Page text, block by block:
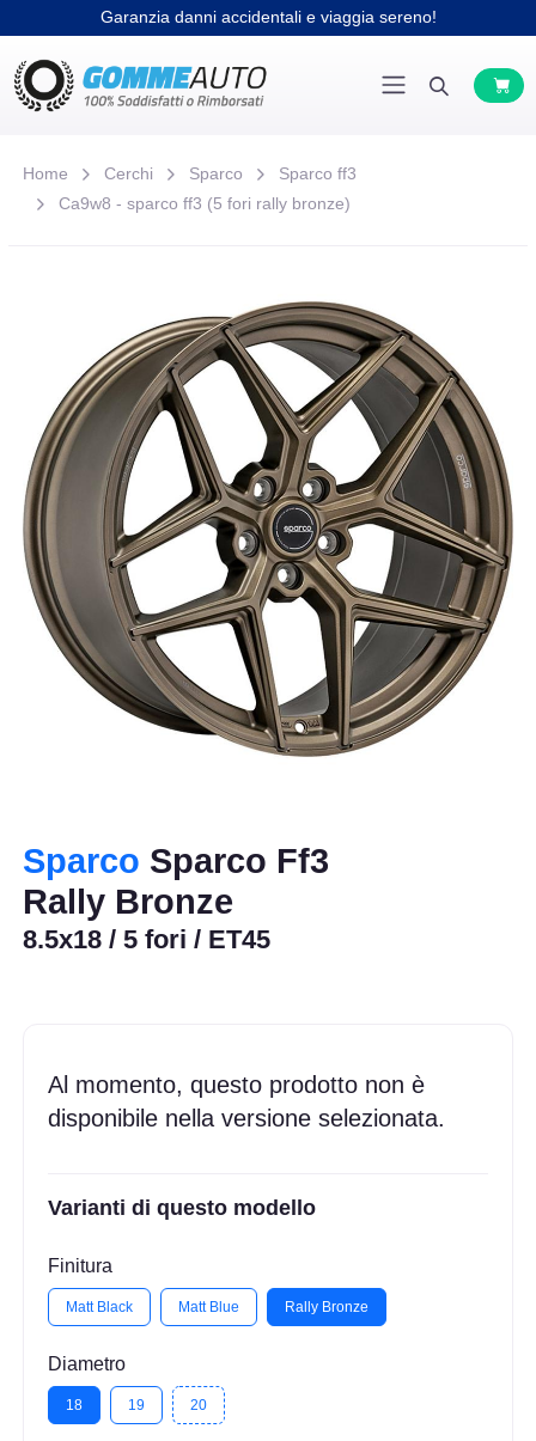
Garanzia danni accidentali e viaggia sereno!
Home Cerchi Sparco
Sparco ff3
Ca9w8 - sparco ff3 (5 fori rally bronze)
Sparco Sparco Ff3
Rally Bronze
8.5x18 / 5 fori / ET45
Al momento, questo prodotto non è
disponibile nella versione selezionata.
Varianti di questo modello
Finitura
Matt Black Matt Blue Rally Bronze
Diametro
18 19 20